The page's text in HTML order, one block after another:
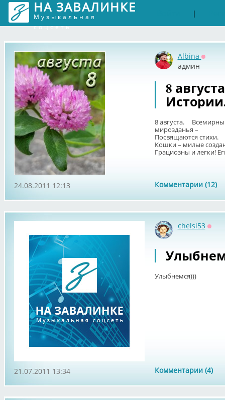
НА ЗАВАЛИНКЕ
Музыкальная
соцсеть
|
Albina
админ
8
8 августа.
мирозданья –
Посвящаются стихи.
Кошки – милые
Грациозны и легки!
Комментарии (12)
24.08.2011 12:13
chelsi53
Улыбнемся)))
Комментарии (4)
21.07.2011 13:34